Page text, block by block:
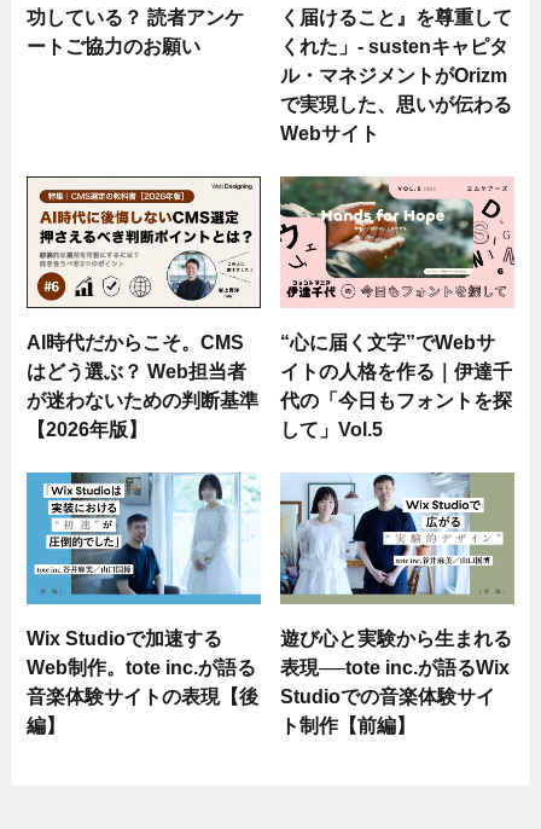
功している？ 読者アンケ
ートご協力のお願い
く届けること』を尊重して
くれた」- sustenキャピタ
ル・マネジメントがOrizm
で実現した、思いが伝わる
Webサイト
AI時代だからこそ。CMS
はどう選ぶ？ Web担当者
が迷わないための判断基準
【2026年版】
“心に届く文字”でWebサ
イトの人格を作る｜伊達千
代の「今日もフォントを探
して」Vol.5
Wix Studioで加速する
Web制作。tote inc.が語る
音楽体験サイトの表現【後
編】
遊び心と実験から生まれる
表現──tote inc.が語るWix
Studioでの音楽体験サイ
ト制作【前編】